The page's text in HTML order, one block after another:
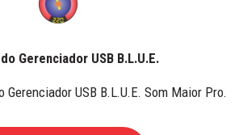
Gerenciador USB B.L.U.E.
Gerenciador USB B.L.U.E. Som Maior Pro.